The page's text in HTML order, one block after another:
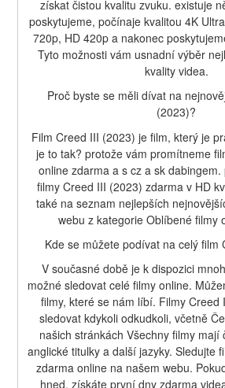
získat čistou kvalitu zvuku. existuje
poskytujeme, počínaje kvalitou 4K
720p, HD 420p a nakonec
Tyto možnosti vám usnadní výběr
kvality videa.
Proč byste se měli dívat na
(2023)?
Film Creed III (2023) je film, který je
je to tak? protože vám promítneme
online zdarma a s cz a sk
filmy Creed III (2023) zdarma v HD
také na seznam nejlepších
webu z kategorie Oblíbené filmy
Kde se můžete podívat na celý film
V současné době je k dispozici
možné sledovat celé filmy online.
filmy, které se nám líbí. Filmy Creed
sledovat kdykoli odkudkoli, včetně
našich stránkách Všechny filmy mají
anglické titulky a další jazyky. Sledujte
zdarma online na našem webu.
hned, získáte první dny zdarma